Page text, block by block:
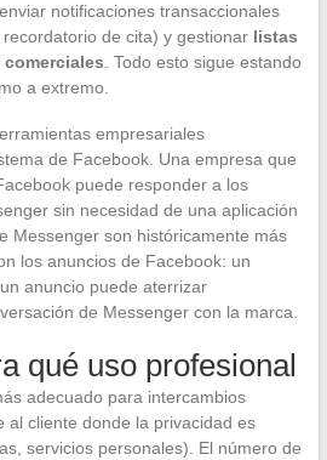
notificaciones transaccionales
de cita) y gestionar listas
. Todo esto sigue estando
a extremo.
empresariales
de Facebook. Una empresa que
puede responder a los
sin necesidad de una aplicación
Messenger son históricamente más
los anuncios de Facebook: un
anuncio puede aterrizar
de Messenger con la marca.
qué uso profesional
adecuado para intercambios
al cliente donde la privacidad es
servicios personales). El número de